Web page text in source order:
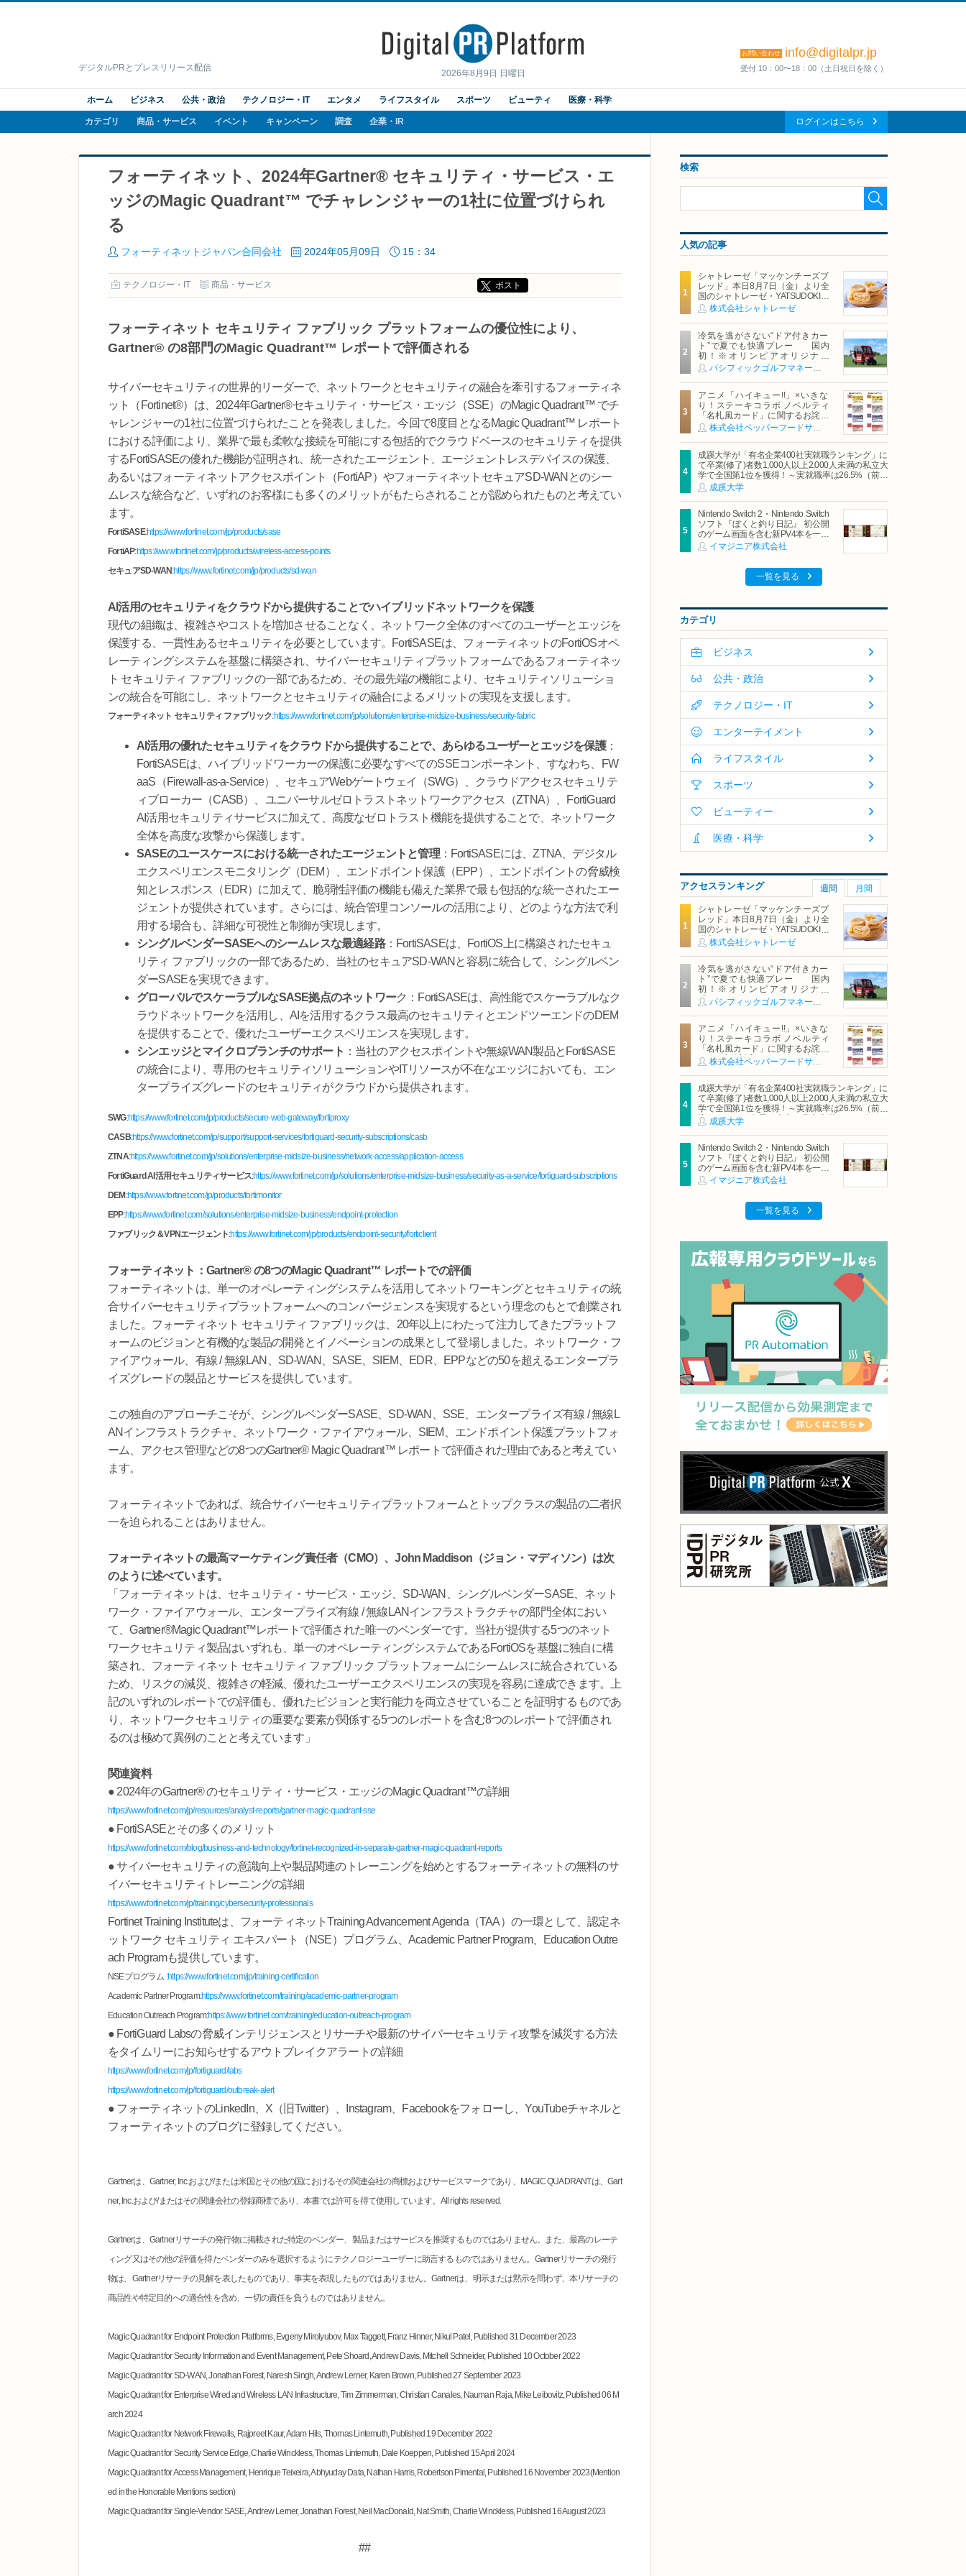
2026年8月9日 日曜日
デジタルPRとプレスリリース配信
お問い合わせ info@digitalpr.jp
受付 10：00〜18：00（土日祝日を除く）
ホーム ビジネス 公共・政治 テクノロジー・IT エンタメ ライフスタイル スポーツ ビューティ 医療・科学
カテゴリ 商品・サービス イベント キャンペーン 調査 企業・IR ログインはこちら
フォーティネット、2024年Gartner® セキュリティ・サービス・エ
ッジのMagic Quadrant™ でチャレンジャーの1社に位置づけられ
る
フォーティネットジャパン合同会社 2024年05月09日 15：34
テクノロジー・IT 商品・サービス ポスト
フォーティネット セキュリティ ファブリック プラットフォームの優位性により、
Gartner® の8部門のMagic Quadrant™ レポートで評価される
サイバーセキュリティの世界的リーダーで、ネットワークとセキュリティの融合を牽引するフォーティネ
ット（Fortinet®）は、2024年Gartner®セキュリティ・サービス・エッジ（SSE）のMagic Quadrant™ でチ
ャレンジャーの1社に位置づけられたことを発表しました。今回で8度目となるMagic Quadrant™ レポート
における評価により、業界で最も柔軟な接続を可能にする包括的でクラウドベースのセキュリティを提供
するFortiSASEの優れた機能が証明され、統一されたエージェント、エージェントレスデバイスの保護、
あるいはフォーティネットアクセスポイント（FortiAP）やフォーティネットセキュアSD-WANとのシー
ムレスな統合など、いずれのお客様にも多くのメリットがもたらされることが認められたものと考えてい
ます。
FortiSASE:https://www.fortinet.com/jp/products/sase
FortiAP:https://www.fortinet.com/jp/products/wireless-access-points
セキュアSD-WAN:https://www.fortinet.com/jp/products/sd-wan
AI活用のセキュリティをクラウドから提供することでハイブリッドネットワークを保護
現代の組織は、複雑さやコストを増加させることなく、ネットワーク全体のすべてのユーザーとエッジを
保護する、一貫性あるセキュリティを必要としています。FortiSASEは、フォーティネットのFortiOSオペ
レーティングシステムを基盤に構築され、サイバーセキュリティプラットフォームであるフォーティネッ
ト セキュリティ ファブリックの一部であるため、その最先端の機能により、セキュリティソリューショ
ンの統合を可能にし、ネットワークとセキュリティの融合によるメリットの実現を支援します。
フォーティネット セキュリティ ファブリック:https://www.fortinet.com/jp/solutions/enterprise-midsize-business/security-fabric
AI活用の優れたセキュリティをクラウドから提供することで、あらゆるユーザーとエッジを保護：
FortiSASEは、ハイブリッドワーカーの保護に必要なすべてのSSEコンポーネント、すなわち、FW
aaS（Firewall-as-a-Service）、セキュアWebゲートウェイ（SWG）、クラウドアクセスセキュリテ
ィブローカー（CASB）、ユニバーサルゼロトラストネットワークアクセス（ZTNA）、FortiGuard
AI活用セキュリティサービスに加えて、高度なゼロトラスト機能を提供することで、ネットワーク
全体を高度な攻撃から保護します。
SASEのユースケースにおける統一されたエージェントと管理：FortiSASEには、ZTNA、デジタル
エクスペリエンスモニタリング（DEM）、エンドポイント保護（EPP）、エンドポイントの脅威検
知とレスポンス（EDR）に加えて、脆弱性評価の機能も備えた業界で最も包括的な統一されたエー
ジェントが提供されています。さらには、統合管理コンソールの活用により、どのような方法で利
用する場合も、詳細な可視性と制御が実現します。
シングルベンダーSASEへのシームレスな最適経路：FortiSASEは、FortiOS上に構築されたセキュ
リティ ファブリックの一部であるため、当社のセキュアSD-WANと容易に統合して、シングルベン
ダーSASEを実現できます。
グローバルでスケーラブルなSASE拠点のネットワーク：FortiSASEは、高性能でスケーラブルなク
ラウドネットワークを活用し、AIを活用するクラス最高のセキュリティとエンドツーエンドのDEM
を提供することで、優れたユーザーエクスペリエンスを実現します。
シンエッジとマイクロブランチのサポート ：当社のアクセスポイントや無線WAN製品とFortiSASE
の統合により、専用のセキュリティソリューションやITリソースが不在なエッジにおいても、エン
タープライズグレードのセキュリティがクラウドから提供されます。
SWG:https://www.fortinet.com/jp/products/secure-web-gateway/fortiproxy
CASB:https://www.fortinet.com/jp/support/support-services/fortiguard-security-subscriptions/casb
ZTNA:https://www.fortinet.com/jp/solutions/enterprise-midsize-business/network-access/application-access
FortiGuard AI活用セキュリティサービス:https://www.fortinet.com/jp/solutions/enterprise-midsize-business/security-as-a-service/fortiguard-subscriptions
DEM :https://www.fortinet.com/jp/products/fortimonitor
EPP:https://www.fortinet.com/solutions/enterprise-midsize-business/endpoint-protection
ファブリック＆VPNエージェント:https://www.fortinet.com/jp/products/endpoint-security/forticlient
フォーティネット：Gartner® の8つのMagic Quadrant™ レポートでの評価
フォーティネットは、単一のオペレーティングシステムを活用してネットワーキングとセキュリティの統
合サイバーセキュリティプラットフォームへのコンバージェンスを実現するという理念のもとで創業され
ました。フォーティネット セキュリティ ファブリックは、20年以上にわたって注力してきたプラットフ
ォームのビジョンと有機的な製品の開発とイノベーションの成果として登場しました。ネットワーク・フ
ァイアウォール、有線 / 無線LAN、SD-WAN、SASE、SIEM、EDR、EPPなどの50を超えるエンタープラ
イズグレードの製品とサービスを提供しています。
この独自のアプローチこそが、シングルベンダーSASE、SD-WAN、SSE、エンタープライズ有線 / 無線L
ANインフラストラクチャ、ネットワーク・ファイアウォール、SIEM、エンドポイント保護プラットフォ
ーム、アクセス管理などの8つのGartner® Magic Quadrant™ レポートで評価された理由であると考えてい
ます。
フォーティネットであれば、統合サイバーセキュリティプラットフォームとトップクラスの製品の二者択
一を迫られることはありません。
フォーティネットの最高マーケティング責任者（CMO）、John Maddison（ジョン・マディソン）は次
のように述べています。
「フォーティネットは、セキュリティ・サービス・エッジ、SD-WAN、シングルベンダーSASE、ネット
ワーク・ファイアウォール、エンタープライズ有線 / 無線LANインフラストラクチャの部門全体におい
て、Gartner®Magic Quadrant™レポートで評価された唯一のベンダーです。当社が提供する5つのネット
ワークセキュリティ製品はいずれも、単一のオペレーティングシステムであるFortiOSを基盤に独自に構
築され、フォーティネット セキュリティ ファブリック プラットフォームにシームレスに統合されている
ため、リスクの減災、複雑さの軽減、優れたユーザーエクスペリエンスの実現を容易に達成できます。上
記のいずれのレポートでの評価も、優れたビジョンと実行能力を両立させていることを証明するものであ
り、ネットワークセキュリティの重要な要素が関係する5つのレポートを含む8つのレポートで評価され
るのは極めて異例のことと考えています」
関連資料
● 2024年のGartner® のセキュリティ・サービス・エッジのMagic Quadrant™の詳細
https://www.fortinet.com/jp/resources/analyst-reports/gartner-magic-quadrant-sse
● FortiSASEとその多くのメリット
https://www.fortinet.com/blog/business-and-technology/fortinet-recognized-in-separate-gartner-magic-quadrant-reports
● サイバーセキュリティの意識向上や製品関連のトレーニングを始めとするフォーティネットの無料のサ
イバーセキュリティトレーニングの詳細
https://www.fortinet.com/jp/training/cybersecurity-professionals
Fortinet Training Instituteは、フォーティネットTraining Advancement Agenda（TAA）の一環として、認定ネ
ットワーク セキュリティ エキスパート（NSE）プログラム、Academic Partner Program、Education Outre
ach Programも提供しています。
NSEプログラム :https://www.fortinet.com/jp/training-certification
Academic Partner Program:https://www.fortinet.com/training/academic-partner-program
Education Outreach Program:https://www.fortinet.com/training/education-outreach-program
● FortiGuard Labsの脅威インテリジェンスとリサーチや最新のサイバーセキュリティ攻撃を減災する方法
をタイムリーにお知らせするアウトブレイクアラートの詳細
https://www.fortinet.com/jp/fortiguard/labs
https://www.fortinet.com/jp/fortiguard/outbreak-alert
● フォーティネットのLinkedIn、X（旧Twitter）、Instagram、Facebookをフォローし、YouTubeチャネルと
フォーティネットのブログに登録してください。
Gartnerは、Gartner, Inc.および/または米国とその他の国におけるその関連会社の商標およびサービスマークであり、MAGIC QUADRANTは、Gart
ner, Inc.および/またはその関連会社の登録商標であり、本書では許可を得て使用しています。All rights reserved.
Gartnerは、Gartnerリサーチの発行物に掲載された特定のベンダー、製品またはサービスを推奨するものではありません。また、最高のレーテ
ィング又はその他の評価を得たベンダーのみを選択するようにテクノロジーユーザーに助言するものではありません。Gartnerリサーチの発行
物は、Gartnerリサーチの見解を表したものであり、事実を表現したものではありません。Gartnerは、明示または黙示を問わず、本リサーチの
商品性や特定目的への適合性を含め、一切の責任を負うものではありません。
Magic Quadrant for Endpoint Protection Platforms, Evgeny Mirolyubov, Max Taggett, Franz Hinner, Nikul Patel, Published 31 December 2023
Magic Quadrant for Security Information and Event Management, Pete Shoard, Andrew Davis, Mitchell Schneider, Published 10 October 2022
Magic Quadrant for SD-WAN, Jonathan Forest, Naresh Singh, Andrew Lerner, Karen Brown, Published 27 September 2023
Magic Quadrant for Enterprise Wired and Wireless LAN Infrastructure, Tim Zimmerman, Christian Canales, Nauman Raja, Mike Leibovitz, Published 06 M
arch 2024
Magic Quadrant for Network Firewalls, Rajpreet Kaur, Adam Hils, Thomas Lintemuth, Published 19 December 2022
Magic Quadrant for Security Service Edge, Charlie Winckless, Thomas Lintemuth, Dale Koeppen, Published 15 April 2024
Magic Quadrant for Access Management, Henrique Teixeira, Abhyuday Data, Nathan Harris, Robertson Pimental, Published 16 November 2023(Mention
ed in the Honorable Mentions section)
Magic Quadrant for Single-Vendor SASE, Andrew Lerner, Jonathan Forest, Neil MacDonald, Nat Smith, Charlie Winckless, Published 16 August 2023
##
検索
人気の記事
シャトレーゼ「マッケンチーズブ
レッド」本日8月7日（金）より全
国のシャトレーゼ・YATSUDOKIで
発売株式会社シャトレーゼ
冷気を逃がさない“ドア付きカー
ト”で夏でも快適プレー 国内
初！※オリンピアオリジナル
「AirCon Cart（エアコンカー
ト）」導入 | ＰＧＭ
アニメ「ハイキュー!!」×いきな
り！ステーキコラボ ノベルティ
「名札風カード」に関するお詫び
および交換対応についてのご案内
成蹊大学が「有名企業400社実就職ランキング」に
て卒業(修了)者数1,000人以上2,000人未満の私立大
学で全国第1位を獲得！～実就職率は26.5%（前年
比＋4.3pt）に伸長、東京の私立大学でも10位にラ
ンクイン～
成蹊大学
Nintendo Switch 2・Nintendo Switch
ソフト『ぼくと釣り日記』 初公開
のゲーム画面を含む新PV4本を一挙
公開！イマジニア株式会社
一覧を見る
カテゴリ
ビジネス
公共・政治
テクノロジー・IT
エンターテイメント
ライフスタイル
スポーツ
ビューティー
医療・科学
アクセスランキング 週間 月間
シャトレーゼ「マッケンチーズブ
レッド」本日8月7日（金）より全
国のシャトレーゼ・YATSUDOKIで
発売株式会社シャトレーゼ
冷気を逃がさない“ドア付きカー
ト”で夏でも快適プレー 国内
初！※オリンピアオリジナル
「AirCon Cart（エアコンカー
ト）」導入 | ＰＧＭ
アニメ「ハイキュー!!」×いきな
り！ステーキコラボ ノベルティ
「名札風カード」に関するお詫び
および交換対応についてのご案内
成蹊大学が「有名企業400社実就職ランキング」に
て卒業(修了)者数1,000人以上2,000人未満の私立大
学で全国第1位を獲得！～実就職率は26.5%（前年
比＋4.3pt）に伸長、東京の私立大学でも10位にラ
ンクイン～
成蹊大学
Nintendo Switch 2・Nintendo Switch
ソフト『ぼくと釣り日記』 初公開
のゲーム画面を含む新PV4本を一挙
公開！イマジニア株式会社
一覧を見る